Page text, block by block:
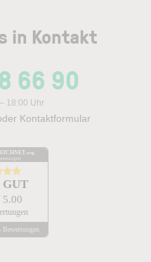
in Kontakt
66 90
18:00 Uhr
Kontaktformular
.org
GUT
5.00
Bewertungen